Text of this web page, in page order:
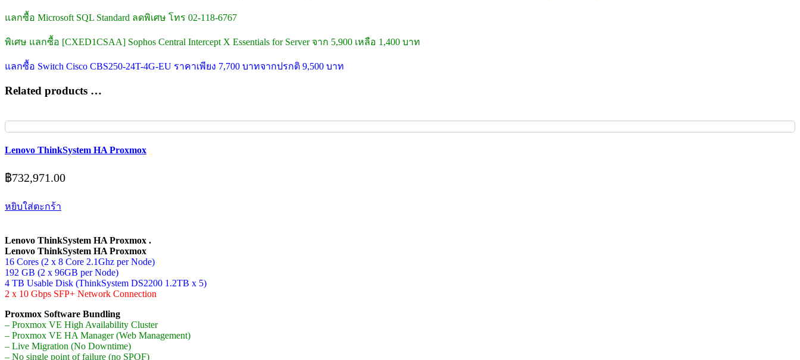
แลกซื้อ Microsoft SQL Standard ลดพิเศษ โทร 02-118-6767
พิเศษ แลกซื้อ [CXED1CSAA] Sophos Central Intercept X Essentials for Server จาก 5,900 เหลือ 1,400 บาท
แลกซื้อ Switch Cisco CBS250-24T-4G-EU ราคาเพียง 7,700 บาทจากปรกติ 9,500 บาท
Related products …
Lenovo ThinkSystem HA Proxmox
฿732,971.00
หยิบใส่ตะกร้า
Lenovo ThinkSystem HA Proxmox .
Lenovo ThinkSystem HA Proxmox
16 Cores (2 x 8 Core 2.1Ghz per Node)
192 GB (2 x 96GB per Node)
4 TB Usable Disk (ThinkSystem DS2200 1.2TB x 5)
2 x 10 Gbps SFP+ Network Connection
Proxmox Software Bundling
– Proxmox VE High Availability Cluster
– Proxmox VE HA Manager (Web Management)
– Live Migration (No Downtime)
– No single point of failure (no SPOF)